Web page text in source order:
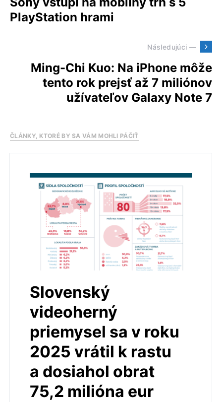
PlayStation hrami
Následujúci —
Ming-Chi Kuo: Na iPhone môže
tento rok prejsť až 7 miliónov
užívateľov Galaxy Note 7
ČLÁNKY, KTORÉ BY SA VÁM MOHLI PÁČIŤ
Slovenský
videoherný
priemysel sa v roku
2025 vrátil k rastu
a dosiahol obrat
75,2 milióna eur